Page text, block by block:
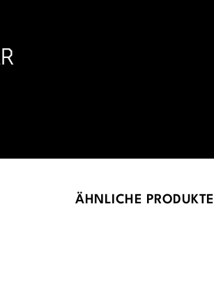
ÄHNLICHE PRODUKTE